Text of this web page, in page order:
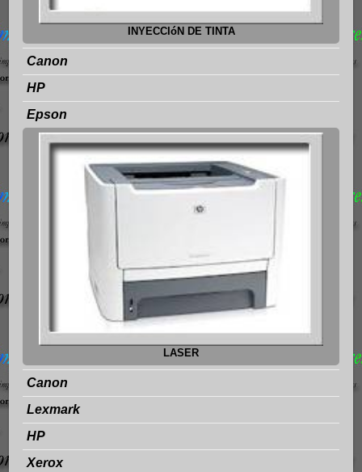
INYECCIóN DE TINTA
Canon
HP
Epson
LASER
Canon
Lexmark
HP
Xerox